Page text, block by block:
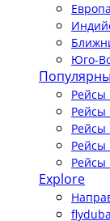
Европа
Юго-
Рейсы
Рейсы
Рейсы
Рейсы
Explore